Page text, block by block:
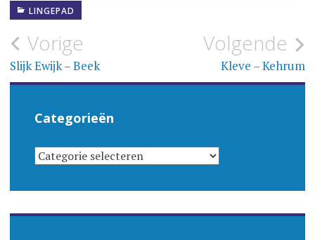
LINGEPAD
Bericht
navigatie
Vorige
Slijk Ewijk – Beek
Volgende
Kleve – Kehrum
Categorieën
CATEGORIEËN